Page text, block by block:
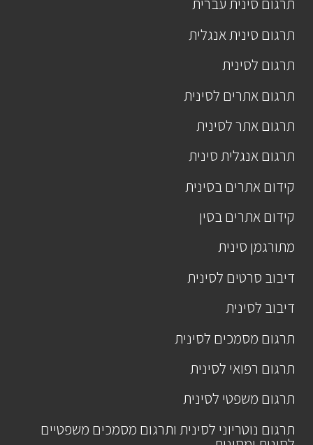
תרגום סינית עברית
תרגום סינית אנגלית
תרגום לסינית
תרגום אתרים לסינית
תרגום אתר לסינית
תרגום אנגלית סינית
קידום אתרים בסינית
קידום אתרים בסין
מתורגמן סינית
דיבוב סרטים לסינית
דיבוב לסינית
תרגום מסמכים לסינית
תרגום רפואי לסינית
תרגום משפטי לסינית
תרגום נוטריוני לסינית ותרגום מסמכים משפטיים